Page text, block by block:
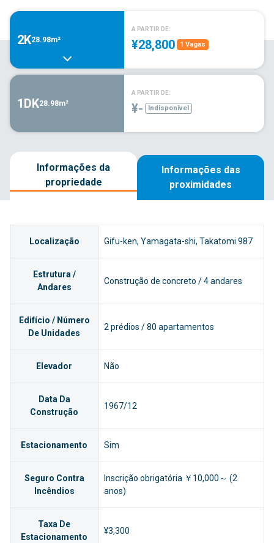
2K28.98m²
A PARTIR DE:
¥28,800 1 Vagas
1DK28.98m²
A PARTIR DE:
¥- Indisponível
Informações da
propriedade
Informações das
proximidades
Localização Gifu-ken, Yamagata-shi, Takatomi 987
Estrutura /
Andares
Construção de concreto / 4 andares
Edifício / Número
De Unidades
2 prédios / 80 apartamentos
Elevador Não
Data Da
Construção
1967/12
Estacionamento Sim
Seguro Contra
Incêndios
Inscrição obrigatória ￥10,000～ (2
anos)
Taxa De
Estacionamento
¥3,300